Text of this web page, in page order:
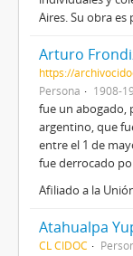
Aires. Su obra
Arturo
https://
Persona
1908-
fue un abogado,
argentino, que
entre el 1 de
fue derrocado
Afiliado a la
Atahualpa
CL CIDOC